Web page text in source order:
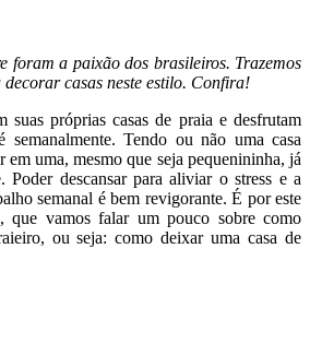
foram a paixão dos brasileiros. Trazemos
casas neste estilo. Confira!
suas próprias casas de praia e desfrutam
semanalmente. Tendo ou não uma casa
em uma, mesmo que seja pequenininha, já
Poder descansar para aliviar o stress e a
semanal é bem revigorante. É por este
que vamos falar um pouco sobre como
ou seja: como deixar uma casa de